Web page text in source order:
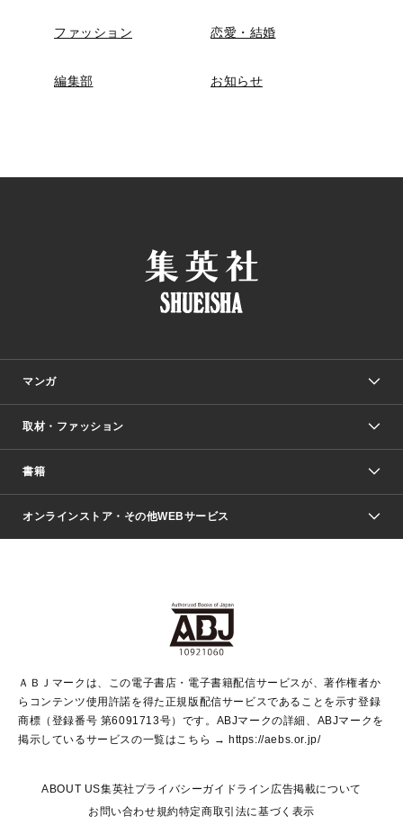
ファッション 恋愛・結婚
編集部 お知らせ
マンガ
少年マンガ
Vジャンプ
ジャンプルーキー！
ジャンプTOON
S-MANGA
集英社ジャンプリミックス
集英社コミック文庫
週刊ヤングジャンプ
ウルトラジャンプ
少女マンガ
リマコミ＋
マンガMeets
月刊オフィスユー
取材・ファッション
Seventeen
LEE
Marisol
T JAPAN:The New York Times Style Magazine
芸能・情報・スポーツ
パラスポ＋！
書籍
文芸・文庫・総合
青春と読書
アジア人物史
集英社新書
集英社新書プラス
よみタイ
ライトノベル・ノベライズ
集英社Webマガジン Cobalt
集英社オレンジ文庫
シフォン文庫
JUMP j BOOKS
集英社みらい文庫
S-KIDS.LAND
オンラインストア・その他WEBサービス
SHUEISHA MANGA-ART HERITAGE
HAPPY PLUS STORE
shueisha vox
SHOP Marisol
EDITOR'S LAB
ＡＢＪマークは、この電子書店・電子書籍配信サービスが、著作権者か
らコンテンツ使用許諾を得た正規版配信サービスであることを示す登録
商標（登録番号 第6091713号）です。ABJマークの詳細、ABJマークを
掲示しているサービスの一覧はこちら → https://aebs.or.jp/
ABOUT US集英社プライバシーガイドライン 広告掲載について
お問い合わせ規約特定商取引法に基づく表示